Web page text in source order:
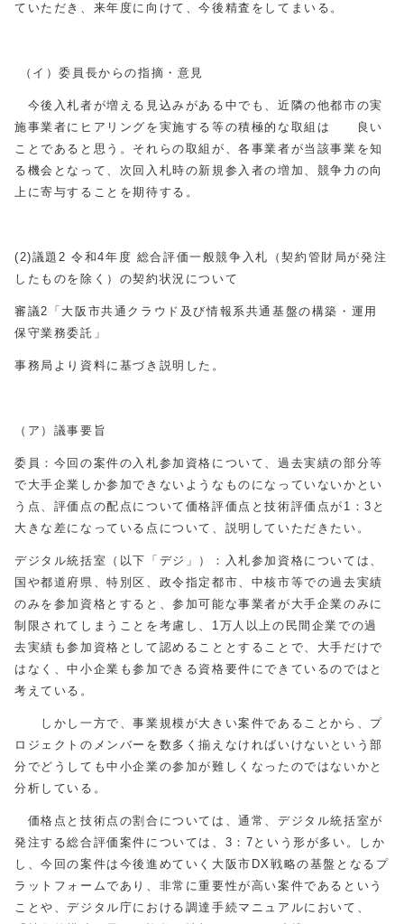
ていただき、来年度に向けて、今後精査をしてまいる。
（イ）委員長からの指摘・意見
今後入札者が増える見込みがある中でも、近隣の他都市の実
施事業者にヒアリングを実施する等の積極的な取組は 良い
ことであると思う。それらの取組が、各事業者が当該事業を知
る機会となって、次回入札時の新規参入者の増加、競争力の向
上に寄与することを期待する。
(2)議題2 令和4年度 総合評価一般競争入札（契約管財局が発注
したものを除く）の契約状況について
審議2「大阪市共通クラウド及び情報系共通基盤の構築・運用
保守業務委託」
事務局より資料に基づき説明した。
（ア）議事要旨
委員：今回の案件の入札参加資格について、過去実績の部分等
で大手企業しか参加できないようなものになっていないかとい
う点、評価点の配点について価格評価点と技術評価点が1：3と
大きな差になっている点について、説明していただきたい。
デジタル統括室（以下「デジ」）：入札参加資格については、
国や都道府県、特別区、政令指定都市、中核市等での過去実績
のみを参加資格とすると、参加可能な事業者が大手企業のみに
制限されてしまうことを考慮し、 1万人以上の民間企業での過
去実績も参加資格として認めることとすることで、大手だけで
はなく、中小企業も参加できる資格要件にできているのではと
考えている。
しかし一方で、事業規模が大きい案件であることから、プ
ロジェクトのメンバーを数多く揃えなければいけないという部
分でどうしても中小企業の参加が難しくなったのではないかと
分析している。
価格点と技術点の割合については、通常、デジタル統括室が
発注する総合評価案件については、3：7という形が多い。しか
し、今回の案件は今後進めていく大阪市 DX戦略の基盤となるプ
ラットフォームであり、非常に重要性が高い案件であるという
ことや、デジタル庁における調達手続マニュアルにおいて、